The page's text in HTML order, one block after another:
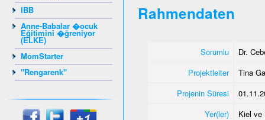
IBB
Anne-Babalar �ocuk
Eğitimini �ğreniyor
(ELKE)
MomStarter
"Rengarenk"
Rahmendaten
Sorumlu
Dr.
Projektleiter
Tina
Projenin Süresi
Yer(ler)
Kiel